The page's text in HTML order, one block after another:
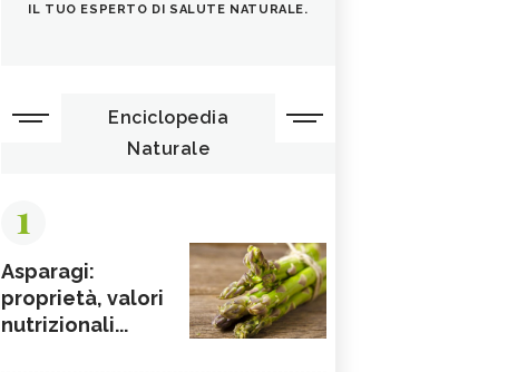
IL TUO ESPERTO DI SALUTE NATURALE.
Enciclopedia
Naturale
1
Asparagi:
proprietà, valori
nutrizionali...